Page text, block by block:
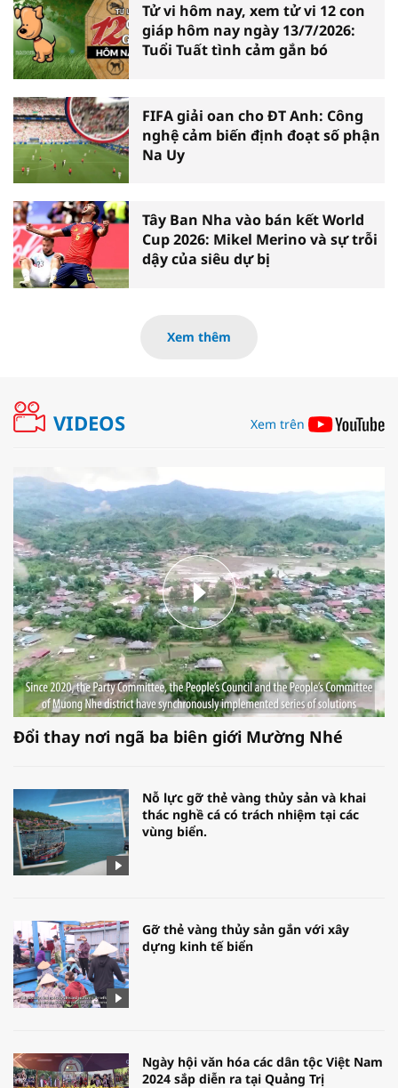
Tử vi hôm nay, xem tử vi 12 con
giáp hôm nay ngày 13/7/2026:
Tuổi Tuất tình cảm gắn bó
FIFA giải oan cho ĐT Anh: Công
nghệ cảm biến định đoạt số phận
Na Uy
Tây Ban Nha vào bán kết World
Cup 2026: Mikel Merino và sự trỗi
dậy của siêu dự bị
Xem thêm
VIDEOS Xem trên
Đổi thay nơi ngã ba biên giới Mường Nhé
Nỗ lực gỡ thẻ vàng thủy sản và khai
thác nghề cá có trách nhiệm tại các
vùng biển.
Gỡ thẻ vàng thủy sản gắn với xây
dựng kinh tế biển
Ngày hội văn hóa các dân tộc Việt Nam
2024 sắp diễn ra tại Quảng Trị